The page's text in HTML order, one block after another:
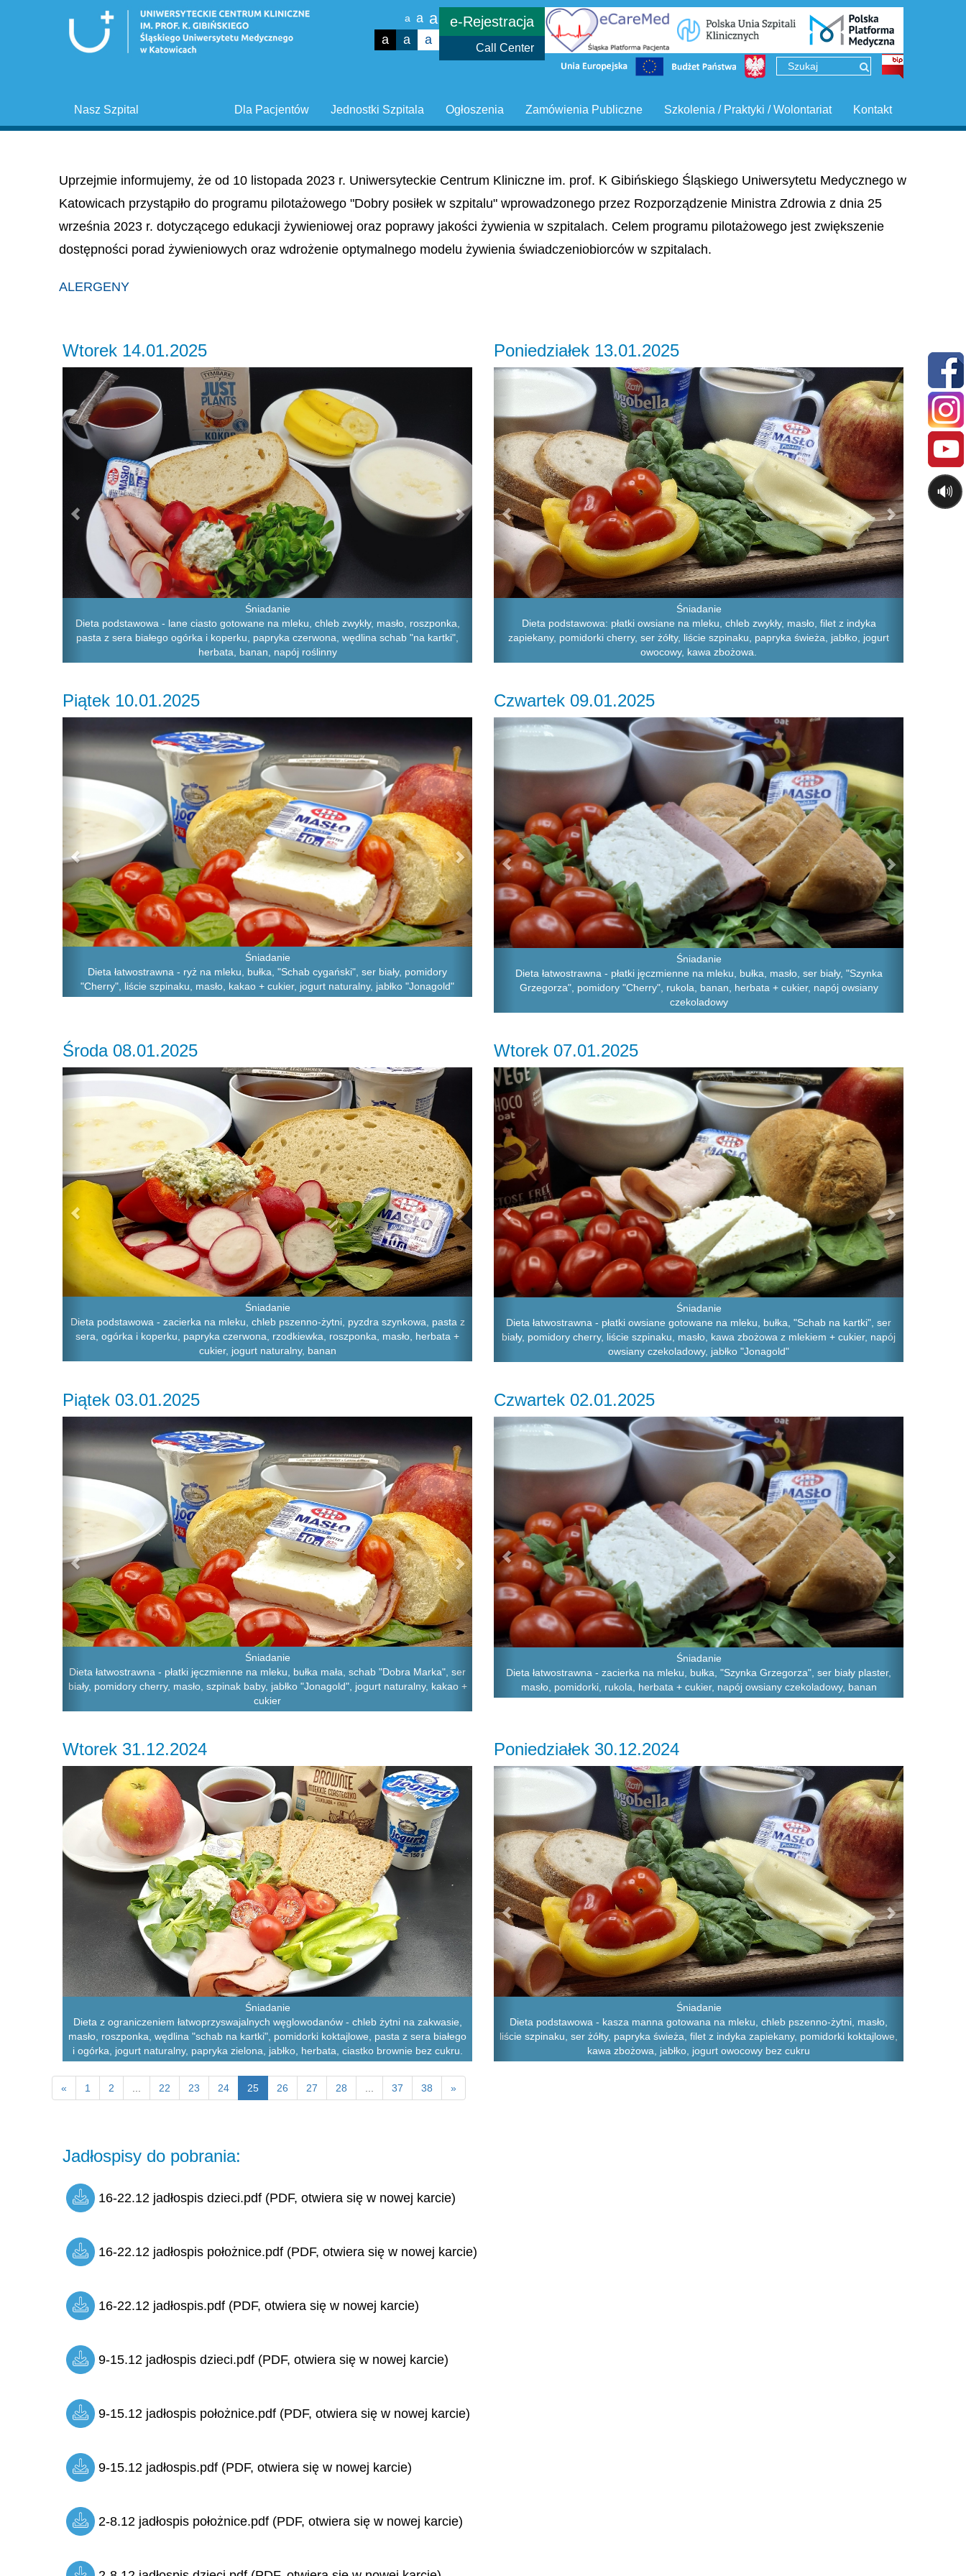
a a a
a a a
e-Rejestracja
Call Center
Kontakt
Szkolenia / Praktyki / Wolontariat
Zamówienia Publiczne
Ogłoszenia
Jednostki Szpitala
Dla Pacjentów
Nasz Szpital
Uprzejmie informujemy, że od 10 listopada 2023 r. Uniwersyteckie Centrum Kliniczne im. prof. K Gibińskiego Śląskiego Uniwersytetu Medycznego w
Katowicach przystąpiło do programu pilotażowego "Dobry posiłek w szpitalu" wprowadzonego przez Rozporządzenie Ministra Zdrowia z dnia 25
września 2023 r. dotyczącego edukacji żywieniowej oraz poprawy jakości żywienia w szpitalach. Celem programu pilotażowego jest zwiększenie
dostępności porad żywieniowych oraz wdrożenie optymalnego modelu żywienia świadczeniobiorców w szpitalach.
ALERGENY
Wtorek 14.01.2025
Śniadanie
Dieta podstawowa - lane ciasto gotowane na mleku, chleb zwykły, masło, roszponka,
pasta z sera białego ogórka i koperku, papryka czerwona, wędlina schab "na kartki",
herbata, banan, napój roślinny
Previous
Poniedziałek 13.01.2025
Śniadanie
Dieta podstawowa: płatki owsiane na mleku, chleb zwykły, masło, filet z indyka
zapiekany, pomidorki cherry, ser żółty, liście szpinaku, papryka świeża, jabłko, jogurt
owocowy, kawa zbożowa.
Previous Next
Piątek 10.01.2025
Śniadanie
Dieta łatwostrawna - ryż na mleku, bułka, "Schab cygański", ser biały, pomidory
"Cherry", liście szpinaku, masło, kakao + cukier, jogurt naturalny, jabłko "Jonagold"
Czwartek 09.01.2025
Śniadanie
Dieta łatwostrawna - płatki jęczmienne na mleku, bułka, masło, ser biały, "Szynka
Grzegorza", pomidory "Cherry", rukola, banan, herbata + cukier, napój owsiany
czekoladowy
Previous
Środa 08.01.2025
Śniadanie
Dieta podstawowa - zacierka na mleku, chleb pszenno-żytni, pyzdra szynkowa, pasta z
sera, ogórka i koperku, papryka czerwona, rzodkiewka, roszponka, masło, herbata +
cukier, jogurt naturalny, banan
Previous
Wtorek 07.01.2025
Śniadanie
Dieta łatwostrawna - płatki owsiane gotowane na mleku, bułka, "Schab na kartki", ser
biały, pomidory cherry, liście szpinaku, masło, kawa zbożowa z mlekiem + cukier, napój
owsiany czekoladowy, jabłko "Jonagold"
Previous Next
Piątek 03.01.2025
Śniadanie
Dieta łatwostrawna - płatki jęczmienne na mleku, bułka mała, schab "Dobra Marka", ser
biały, pomidory cherry, masło, szpinak baby, jabłko "Jonagold", jogurt naturalny, kakao +
cukier
Czwartek 02.01.2025
Śniadanie
Dieta łatwostrawna - zacierka na mleku, bułka, "Szynka Grzegorza", ser biały plaster,
masło, pomidorki, rukola, herbata + cukier, napój owsiany czekoladowy, banan
Previous
Wtorek 31.12.2024
Śniadanie
Dieta z ograniczeniem łatwoprzyswajalnych węglowodanów - chleb żytni na zakwasie,
masło, roszponka, wędlina "schab na kartki", pomidorki koktajlowe, pasta z sera białego
i ogórka, jogurt naturalny, papryka zielona, jabłko, herbata, ciastko brownie bez cukru.
Poniedziałek 30.12.2024
Śniadanie
Dieta podstawowa - kasza manna gotowana na mleku, chleb pszenno-żytni, masło,
liście szpinaku, ser żółty, papryka świeża, filet z indyka zapiekany, pomidorki koktajlowe,
kawa zbożowa, jabłko, jogurt owocowy bez cukru
Previous Next
« 1 2 22 23 24 25 26 27 28 37 38 »
Jadłospisy do pobrania:
16-22.12 jadłospis dzieci.pdf (PDF, otwiera się w nowej karcie)
16-22.12 jadłospis położnice.pdf (PDF, otwiera się w nowej karcie)
16-22.12 jadłospis.pdf (PDF, otwiera się w nowej karcie)
9-15.12 jadłospis dzieci.pdf (PDF, otwiera się w nowej karcie)
9-15.12 jadłospis położnice.pdf (PDF, otwiera się w nowej karcie)
9-15.12 jadłospis.pdf (PDF, otwiera się w nowej karcie)
2-8.12 jadłospis położnice.pdf (PDF, otwiera się w nowej karcie)
🔊